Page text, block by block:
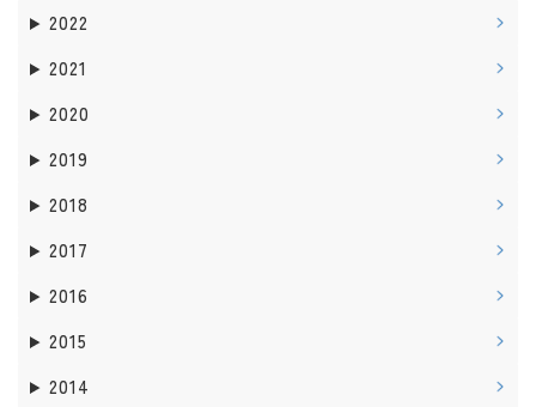
2022
2021
2020
2019
2018
2017
2016
2015
2014